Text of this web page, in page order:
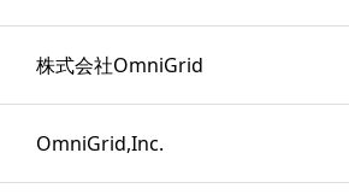
株式会社OmniGrid
OmniGrid,Inc.